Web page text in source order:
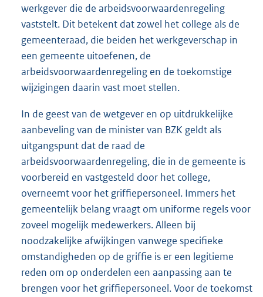
werkgever die de arbeidsvoorwaardenregeling
vaststelt. Dit betekent dat zowel het college als de
gemeenteraad, die beiden het werkgeverschap in
een gemeente uitoefenen, de
arbeidsvoorwaardenregeling en de toekomstige
wijzigingen daarin vast moet stellen.
In de geest van de wetgever en op uitdrukkelijke
aanbeveling van de minister van BZK geldt als
uitgangspunt dat de raad de
arbeidsvoorwaardenregeling, die in de gemeente is
voorbereid en vastgesteld door het college,
overneemt voor het griffiepersoneel. Immers het
gemeentelijk belang vraagt om uniforme regels voor
zoveel mogelijk medewerkers. Alleen bij
noodzakelijke afwijkingen vanwege specifieke
omstandigheden op de griffie is er een legitieme
reden om op onderdelen een aanpassing aan te
brengen voor het griffiepersoneel. Voor de toekomst